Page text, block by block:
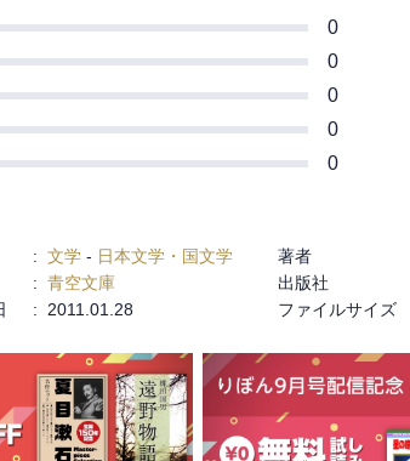
0
0
0
0
0
: 文学 - 日本文学・国文学 著者
: 青空文庫 出版社
: 2011.01.28 ファイルサイズ